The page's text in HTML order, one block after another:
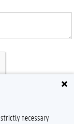
necessary